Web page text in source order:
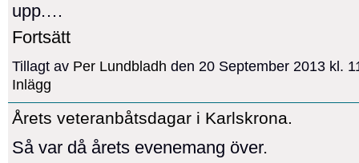
upp.…
Fortsätt
Tillagt av Per Lundbladh den 20 September 2013 kl.
Inlägg
Årets veteranbåtsdagar i Karlskrona.
Så var då årets evenemang över.